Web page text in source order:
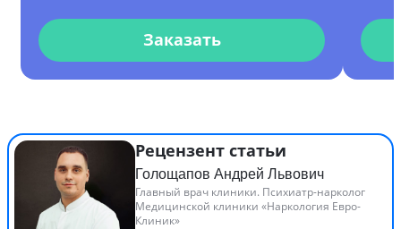
Заказать
Рецензент статьи
Голощапов Андрей Львович
Главный врач клиники. Психиатр-нарколог
Медицинской клиники «Наркология Евро-
Клиник»